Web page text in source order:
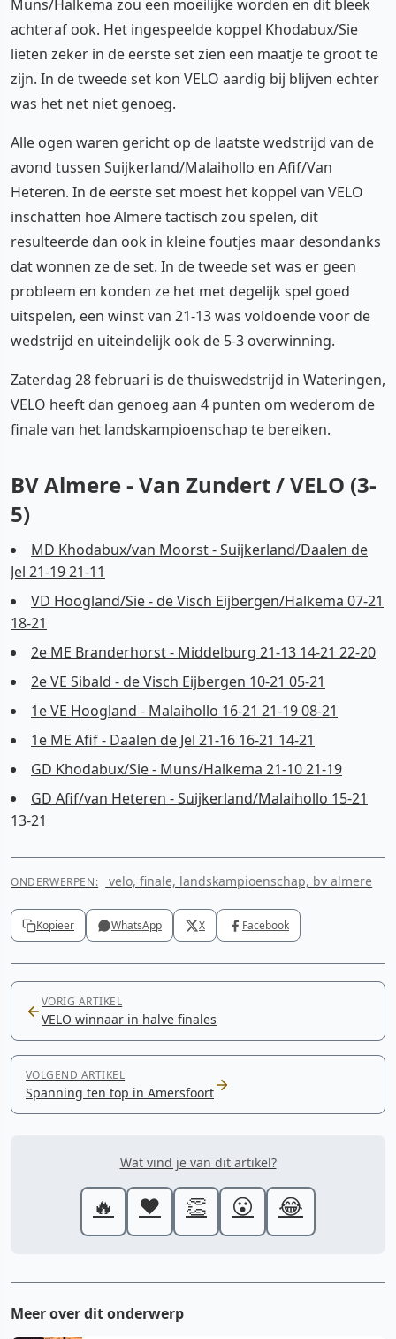
Muns/Halkema zou een moeilijke worden en dit bleek
achteraf ook. Het ingespeelde koppel Khodabux/Sie
lieten zeker in de eerste set zien een maatje te groot te
zijn. In de tweede set kon VELO aardig bij blijven echter
was het net niet genoeg.
Alle ogen waren gericht op de laatste wedstrijd van de
avond tussen Suijkerland/Malaihollo en Afif/Van
Heteren. In de eerste set moest het koppel van VELO
inschatten hoe Almere tactisch zou spelen, dit
resulteerde dan ook in kleine foutjes maar desondanks
dat wonnen ze de set. In de tweede set was er geen
probleem en konden ze het met degelijk spel goed
uitspelen, een winst van 21-13 was voldoende voor de
wedstrijd en uiteindelijk ook de 5-3 overwinning.
Zaterdag 28 februari is de thuiswedstrijd in Wateringen,
VELO heeft dan genoeg aan 4 punten om wederom de
finale van het landskampioenschap te bereiken.
BV Almere - Van Zundert / VELO (3-
5)
MD Khodabux/van Moorst - Suijkerland/Daalen de
Jel 21-19 21-11
VD Hoogland/Sie - de Visch Eijbergen/Halkema 07-21
18-21
2e ME Branderhorst - Middelburg 21-13 14-21 22-20
2e VE Sibald - de Visch Eijbergen 10-21 05-21
1e VE Hoogland - Malaihollo 16-21 21-19 08-21
1e ME Afif - Daalen de Jel 21-16 16-21 14-21
GD Khodabux/Sie - Muns/Halkema 21-10 21-19
GD Afif/van Heteren - Suijkerland/Malaihollo 15-21
13-21
ONDERWERPEN: velo, finale, landskampioenschap, bv almere
Kopieer WhatsApp X Facebook
VORIG ARTIKEL
VELO winnaar in halve finales
VOLGEND ARTIKEL
Spanning ten top in Amersfoort
Wat vind je van dit artikel?
🔥 ❤️ 👏 😮 😂
Meer over dit onderwerp